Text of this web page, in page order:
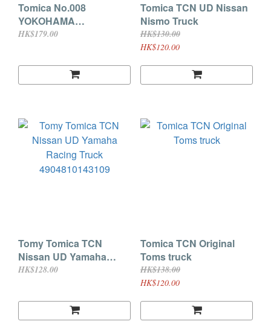
Tomica No.008
YOKOHAMA
Motorsports Racing
HK$179.00
Tomica TCN UD Nissan
Nismo Truck
HK$130.00
HK$120.00
Tomy Tomica TCN
Nissan UD Yamaha
Racing Truck
HK$128.00
Tomica TCN Original
Toms truck
HK$138.00
HK$120.00